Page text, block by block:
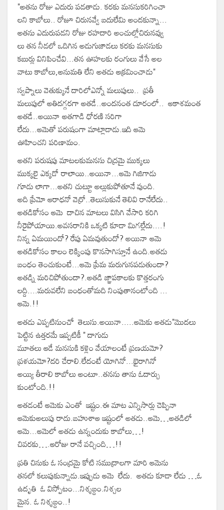
"అతను రోజు ఎదురు పడతాడు. కరకు మనసుకరిగించా
లని కాబోలు.. రోజూ చిరునవ్వే బదులేమి అందకున్నా...
అతను ఎదురుపడని రోజు రహదారి అంచుల్లోచిరునవ్వు
లు తన నీడలో ఒదిగిన అడుగుజాడలు కరకు మనసుకు
కబుర్లు వినిపించేవి...తన ఊహలకు రంగులు వేసే అల
వాటు కాబోలు,అనుమతి లేని అతడు ఆక్రమించాడు"
స్వప్నాలు వెతుక్కునే దారిలోఎన్నో మలుపులు.. ప్రతీ
మలుపులో అతిదగ్గరగా అతడే..‌అందనంత దూరంలో.. ఆకాశమంత
అతడే..అయినా అతగాడి ధోరణి సరిగా
లేదు...ఆమెతో పరుషంగా మాట్లాడాడు.ఇది ఆమె
ఊహించని పరిణామం.
అతని పరుషపు మాటలకుమనసు చిద్రమై ముక్కలు
ముక్కలై ఎక్కడో రాలాయి..అయినా...ఆమె గిజిగాడు
గూడు లాగా...అతని చుట్టూ అల్లుకుపోతూనే వుంది.
అది ప్రేమో ఆరాధనో వెర్రో..తెలుసుకునే తెలివి రానేలేదు..
అతడికోసం ఆమె దాచిన మాటలు విసిగి వేసారి కరిగి
నీరైపోయాయి.అవసరానికి ఒక్కటి కూడా మిగల్లేదు....!
నిన్న ఏమయిందో? రేపు ఏమవుతుందో? అయినా ఆమె
అతడికోసం కాలం లెక్కింపు కొనసాగిస్తూనే ఉంది.అతడు
బంధం తెంచుకుంటే...ఆమె ప్రేమ మరుగునపడుతుందా?
అతడ్ని మరిచిపోతుందా?.అతడి జ్ఞాపకాలకు కొత్తరంగు
లద్ది....మరువలేని బంధంతోమది నింపుతానంటోంది ...‌
ఆమె.!!
అతడు ఎప్పటినుంచో తెలుసు.అయినా.....ఆమెకు అతడు"మొదలు
పెట్టిన ఉత్తరమే ఇప్పటికీ " దాగుడు
మూతలు ఆడే మనసుకి కళ్లెం వేయాలంటే ప్రణయమో?
ప్రళయమో?దరి చేరాలి.లేదంటే యోగినో...భైరాగినో
అయ్యి తీరాలి కాబోలు అంటూ..తనను తాను ఓదార్చు
కుంటోంది.!!
అతడంటే ఆమెకు ఎంతో ఇష్టం.ఈ మాట ఎన్నిసార్లు చెప్పినా
ఆమెకుఅలుపు రాదు.బహుశాఆ ఇష్టంలో అతడు..ఆమె…అతడిలో
ఆమె...ఆమెలో అతడు ఉన్నందుకు కాబోలు…!
చివరకు….ఆరోజు రానే వచ్చింది…!!
ప్రతి చినుకు ఓ సంద్రమై కోటి సముద్రాలగా మారి ఆమెను
తనలో కలుపుకున్నాడు.ఇప్పుడు ఆమె లేదు. అతడు కూడా లేడు …ఓ
ఉదృతి ఓ విస్పోటం...నిశ్శబ్దం.నిశ్చల
మైన. ఓ నిశ్శబ్దం..!